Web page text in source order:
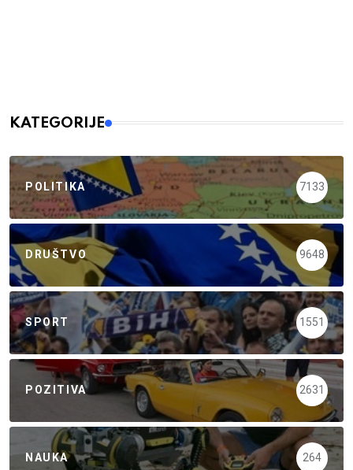
KATEGORIJE
POLITIKA 7133
DRUŠTVO 9648
SPORT 1551
POZITIVA 2631
NAUKA 264